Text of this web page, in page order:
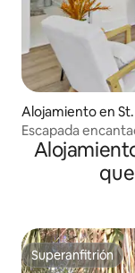
Alojamiento en
Escapada
y del centro de la
Superanfitrión
Superanfitrión